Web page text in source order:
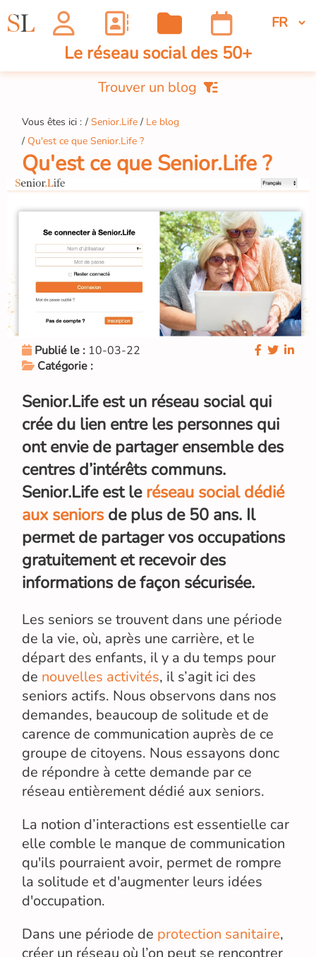
Le réseau social des 50+
Trouver un blog
Vous êtes ici : Senior.Life
Le blog
Qu'est ce que Senior.Life ?
Qu'est ce que Senior.Life ?
Publié le : 10-03-22
Catégorie :
Senior.Life est un réseau social qui
crée du lien entre les personnes qui
ont envie de partager ensemble des
centres d’intérêts communs.
Senior.Life est leréseau social dédié
aux seniors de plus de 50 ans. Il
permet de partager vos occupations
gratuitement et recevoir des
informations de façon sécurisée.
Les seniors se trouvent dans une période
de la vie, où, après une carrière, et le
départ des enfants, il y a du temps pour
de nouvelles activités, il s’agit ici des
seniors actifs. Nous observons dans nos
demandes, beaucoup de solitude et de
carence de communication auprès de ce
groupe de citoyens. Nous essayons donc
de répondre à cette demande par ce
réseau entièrement dédié aux seniors.
La notion d’interactions est essentielle car
elle comble le manque de communication
qu'ils pourraient avoir, permet de rompre
la solitude et d'augmenter leurs idées
d'occupation.
Dans une période de protection sanitaire,